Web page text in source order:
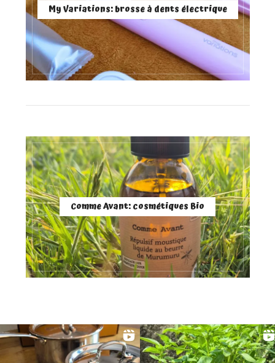
My Variations: brosse à dents électrique
Comme Avant: cosmétiques Bio